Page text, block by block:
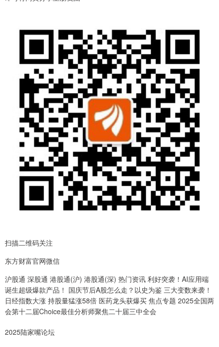
扫描二维码关注
东方财富官网微信
沪股通 深股通 港股通(沪) 港股通(深) 热门资讯 利好突袭！AI应用端
诞生超级爆款产品！ 国庆节后A股怎么走？以史为鉴 三大变数来袭！
日经指数大涨 持股量猛涨58倍 医药龙头获爆买 焦点专题 2025全国两
会第十二届Choice最佳分析师聚焦二十届三中全会
2025陆家嘴论坛